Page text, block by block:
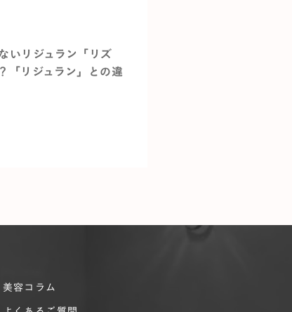
いリジュラン「リズ
「リジュラン」との違
美容コラム